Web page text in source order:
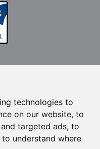
technologies to
on our website, to
targeted ads, to
understand where
ICEX Next, a bénéficié du
européen FEDER. Cet
développement international
européen de
l’Europe